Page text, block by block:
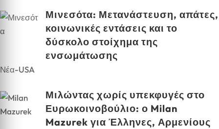
Μινεσότα: Μετανάστευση, απάτες,
κοινωνικές εντάσεις και το
δύσκολο στοίχημα της
ενσωμάτωσης
Νέα-USA
Μιλώντας χωρίς υπεκφυγές στο
Ευρωκοινοβούλιο: ο Milan
Mazurek για Έλληνες, Αρμενίους